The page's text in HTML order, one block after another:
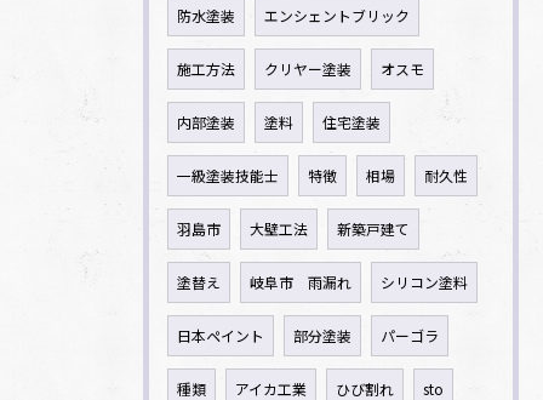
防水塗装 エンシェントブリック
施工方法 クリヤー塗装 オスモ
内部塗装 塗料 住宅塗装
一級塗装技能士 特徴 相場 耐久性
羽島市 大壁工法 新築戸建て
塗替え 岐阜市 雨漏れ シリコン塗料
日本ペイント 部分塗装 パーゴラ
種類 アイカ工業 ひび割れ sto